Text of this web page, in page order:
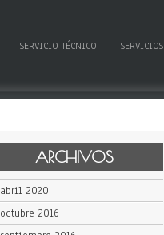
SERVICIO TÉCNICO SERVICIOS
ARCHIVOS
abril 2020
octubre 2016